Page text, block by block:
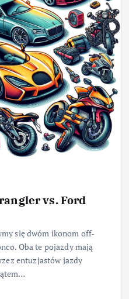
vs. Ford
się dwóm ikonom off-
Oba te pojazdy mają
entuzjastów jazdy